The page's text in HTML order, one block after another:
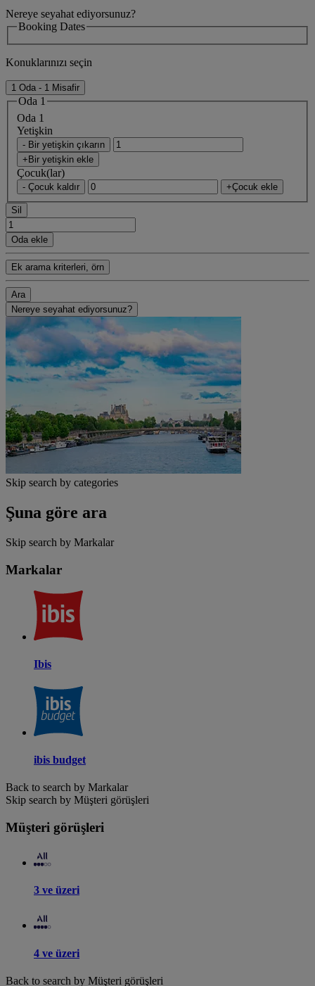
Nereye seyahat ediyorsunuz?
Booking Dates
Konuklarınızı seçin
1 Oda - 1 Misafir
Oda 1
Oda 1
Yetişkin
- Bir yetişkin çıkarın
+Bir yetişkin ekle
Çocuk(lar)
- Çocuk kaldır +Çocuk ekle
Sil
Oda ekle
Ek arama kriterleri, örn
Ara
Nereye seyahat ediyorsunuz?
Skip search by categories
Şuna göre ara
Skip search by Markalar
Markalar
Ibis
ibis budget
Back to search by Markalar
Skip search by Müşteri görüşleri
Müşteri görüşleri
3 ve üzeri
4 ve üzeri
Back to search by Müşteri görüşleri